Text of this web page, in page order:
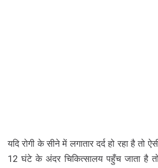
यदि रोगी के सीने में लगातार दर्द हो रहा है तो
12 घंटे के अंदर चिकित्सालय पहुँच जाता है